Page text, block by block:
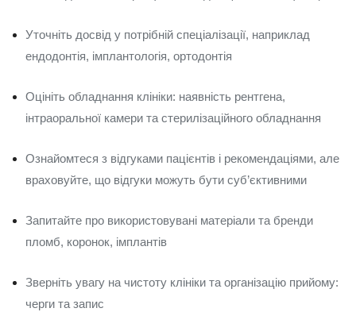
Уточніть досвід у потрібній спеціалізації, наприклад
ендодонтія, імплантологія, ортодонтія
Оцініть обладнання клініки: наявність рентгена,
інтраоральної камери та стерилізаційного обладнання
Ознайомтеся з відгуками пацієнтів і рекомендаціями, але
враховуйте, що відгуки можуть бути суб’єктивними
Запитайте про використовувані матеріали та бренди
пломб, коронок, імплантів
Зверніть увагу на чистоту клініки та організацію прийому:
черги та запис